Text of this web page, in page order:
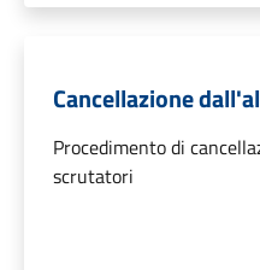
Cancellazione
Procedimento di
scrutatori